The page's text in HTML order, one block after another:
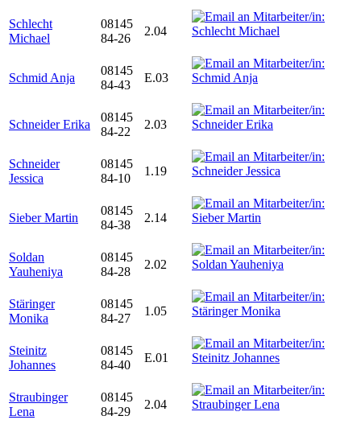
Schlecht
Michael
08145
84-26
2.04
Schmid Anja
08145
84-43
E.03
Schneider Erika
08145
84-22
2.03
Schneider
Jessica
08145
84-10
1.19
Sieber Martin
08145
84-38
2.14
Soldan
Yauheniya
08145
84-28
2.02
Stäringer
Monika
08145
84-27
1.05
Steinitz
Johannes
08145
84-40
E.01
Straubinger
Lena
08145
84-29
2.04